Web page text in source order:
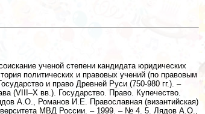
ученой степени кандидата юридических
политических и правовых учений (по правовым
и право Древней Руси (750-980 гг.). –
(VIII–X вв.). Государство. Право. Купечество.
А.О., Романов И.Е. Православная (византийская)
МВД России. – 1999. – № 4. 5. Лядов А.О.,